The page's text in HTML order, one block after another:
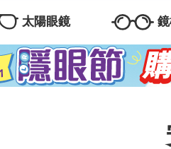
太陽眼鏡